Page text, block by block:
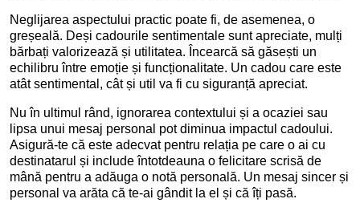
Neglijarea aspectului practic poate fi, de asemenea, o
greșeală. Deși cadourile sentimentale sunt apreciate, mulți
bărbați valorizează și utilitatea. Încearcă să găsești un
echilibru între emoție și funcționalitate. Un cadou care este
atât sentimental, cât și util va fi cu siguranță apreciat.
Nu în ultimul rând, ignorarea contextului și a ocaziei sau
lipsa unui mesaj personal pot diminua impactul cadoului.
Asigură-te că este adecvat pentru relația pe care o ai cu
destinatarul și include întotdeauna o felicitare scrisă de
mână pentru a adăuga o notă personală. Un mesaj sincer și
personal va arăta că te-ai gândit la el și că îți pasă.